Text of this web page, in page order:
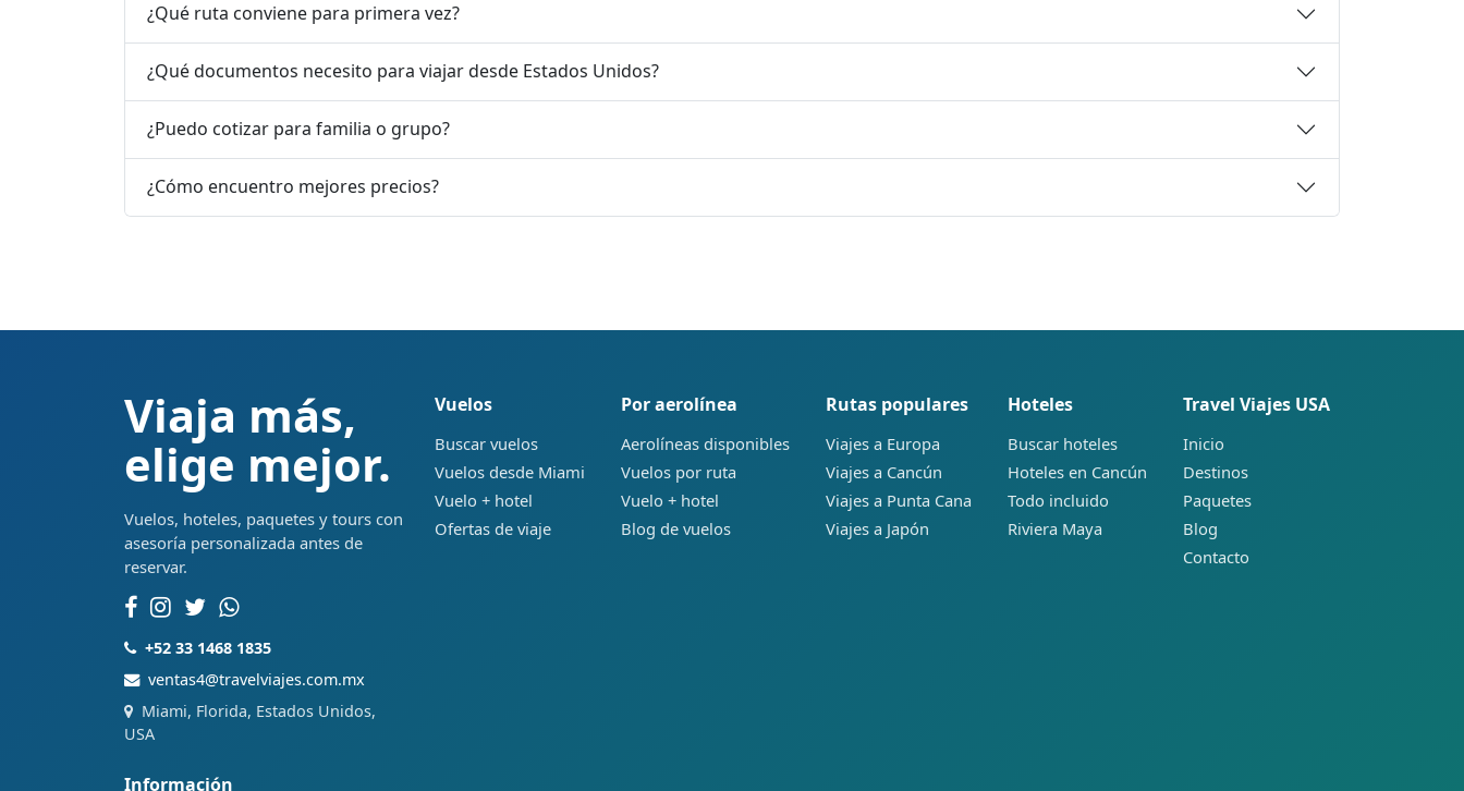
¿Qué ruta conviene para primera vez?
¿Qué documentos necesito para viajar desde Estados Unidos?
¿Puedo cotizar para familia o grupo?
¿Cómo encuentro mejores precios?
Viaja más,
elige mejor.
Vuelos, hoteles, paquetes y tours con
asesoría personalizada antes de
reservar.
+52 33 1468 1835
ventas4@travelviajes.com.mx
Miami, Florida, Estados Unidos,
USA
Vuelos
Buscar vuelos
Vuelos desde Miami
Vuelo + hotel
Ofertas de viaje
Por aerolínea
Aerolíneas disponibles
Vuelos por ruta
Vuelo + hotel
Blog de vuelos
Rutas populares
Viajes a Europa
Viajes a Cancún
Viajes a Punta Cana
Viajes a Japón
Hoteles
Buscar hoteles
Hoteles en Cancún
Todo incluido
Riviera Maya
Travel Viajes USA
Inicio
Destinos
Paquetes
Blog
Contacto
Información